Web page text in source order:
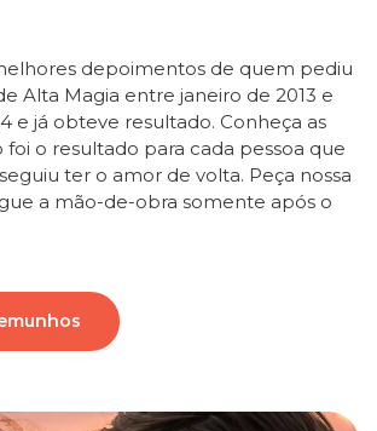
depoimentos de quem pediu
Alta Magia entre janeiro de 2013 e
e já obteve resultado. Conheça as
foi o resultado para cada pessoa que
ter o amor de volta. Peça nossa
a mão-de-obra somente após o